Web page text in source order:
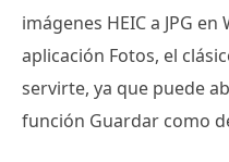
imágenes HEIC a JPG
aplicación Fotos, el
servirte, ya que puede
función Guardar como